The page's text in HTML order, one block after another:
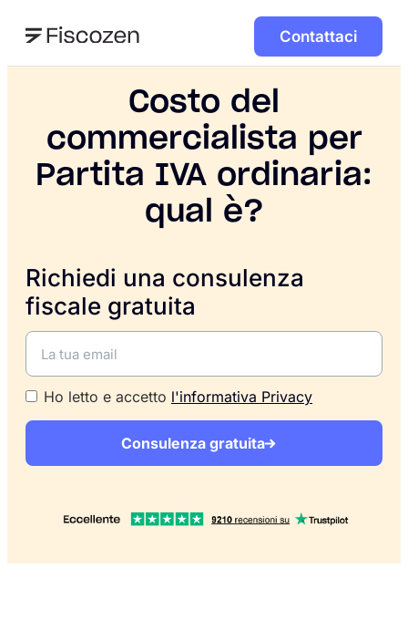
Contattaci
Costo del
commercialista per
Partita IVA ordinaria:
qual è?
Richiedi una consulenza
fiscale gratuita
Ho letto e accetto l'informativa Privacy
Consulenza gratuita